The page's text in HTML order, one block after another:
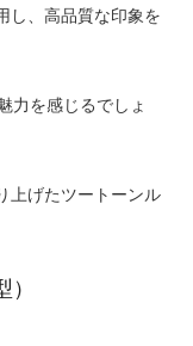
し、高品質な印象を
力を感じるでしょ
上げたツートーンル